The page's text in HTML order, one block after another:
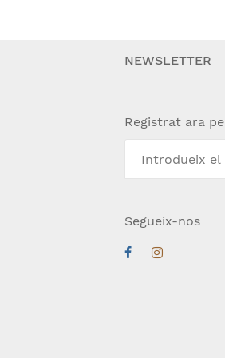
NEWSLETTER
Registrat ara
Segueix-nos